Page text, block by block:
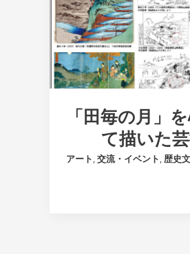
「田毎の月」
て描いた
アート,交流・イベント,歴史